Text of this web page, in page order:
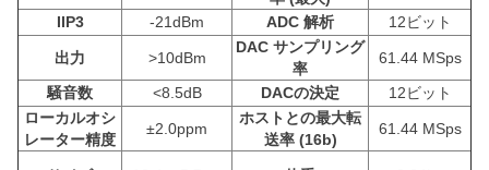
IIP3
-21dBm ADC 解析 12ビット
出力 >10dBm
DAC サンプリング
率
61.44 MSps
騒音数
<8.5dB DACの決定
12ビット
ローカルオシ
レーター精度
±2.0ppm
ホストとの最大転
送率 (16b)
61.44 MSps